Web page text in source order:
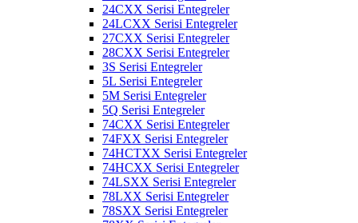
24CXX Serisi Entegreler
24LCXX Serisi Entegreler
27CXX Serisi Entegreler
28CXX Serisi Entegreler
3S Serisi Entegreler
5L Serisi Entegreler
5M Serisi Entegreler
5Q Serisi Entegreler
74CXX Serisi Entegreler
74FXX Serisi Entegreler
74HCTXX Serisi Entegreler
74HCXX Serisi Entegreler
74LSXX Serisi Entegreler
78LXX Serisi Entegreler
78SXX Serisi Entegreler